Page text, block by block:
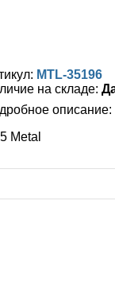
MTL-35196
на складе:
описание:
Metal